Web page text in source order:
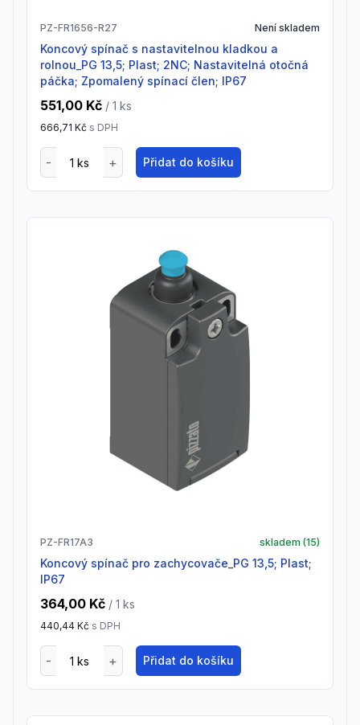
PZ-FR1656-R27 Není skladem
Koncový spínač s nastavitelnou kladkou a
rolnou_PG 13,5; Plast; 2NC; Nastavitelná otočná
páčka; Zpomalený spínací člen; IP67
551,00 Kč / 1 ks
666,71 Kč s DPH
Přidat do košíku
PZ-FR17A3 skladem (15)
Koncový spínač pro zachycovače_PG 13,5; Plast;
IP67
364,00 Kč / 1 ks
440,44 Kč s DPH
Přidat do košíku